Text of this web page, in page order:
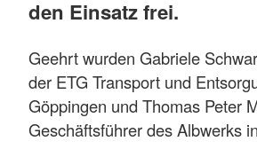
den Einsatz frei.
Geehrt wurden Gabriele
der ETG Transport und
Göppingen und Thomas Peter
Geschäftsführer des Albwerks